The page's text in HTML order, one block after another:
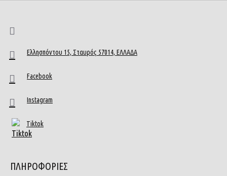
Ελλησπόντου 15, Σταυρός 57014, ΕΛΛΑΔΑ
Facebook
Instagram
Tiktok
ΠΛΗΡΟΦΟΡΙΕΣ